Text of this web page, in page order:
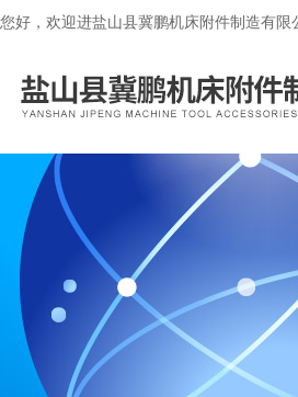
您好，欢迎进盐山县冀鹏机床附件制造有限